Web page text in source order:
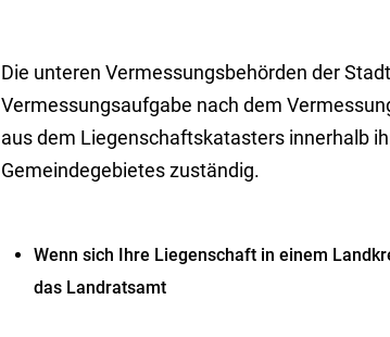
Die unteren Vermessungsbehörden der
Vermessungsaufgabe nach dem
aus dem Liegenschaftskatasters innerhalb
Gemeindegebietes zuständig.
Wenn sich Ihre Liegenschaft in einem
das Landratsamt